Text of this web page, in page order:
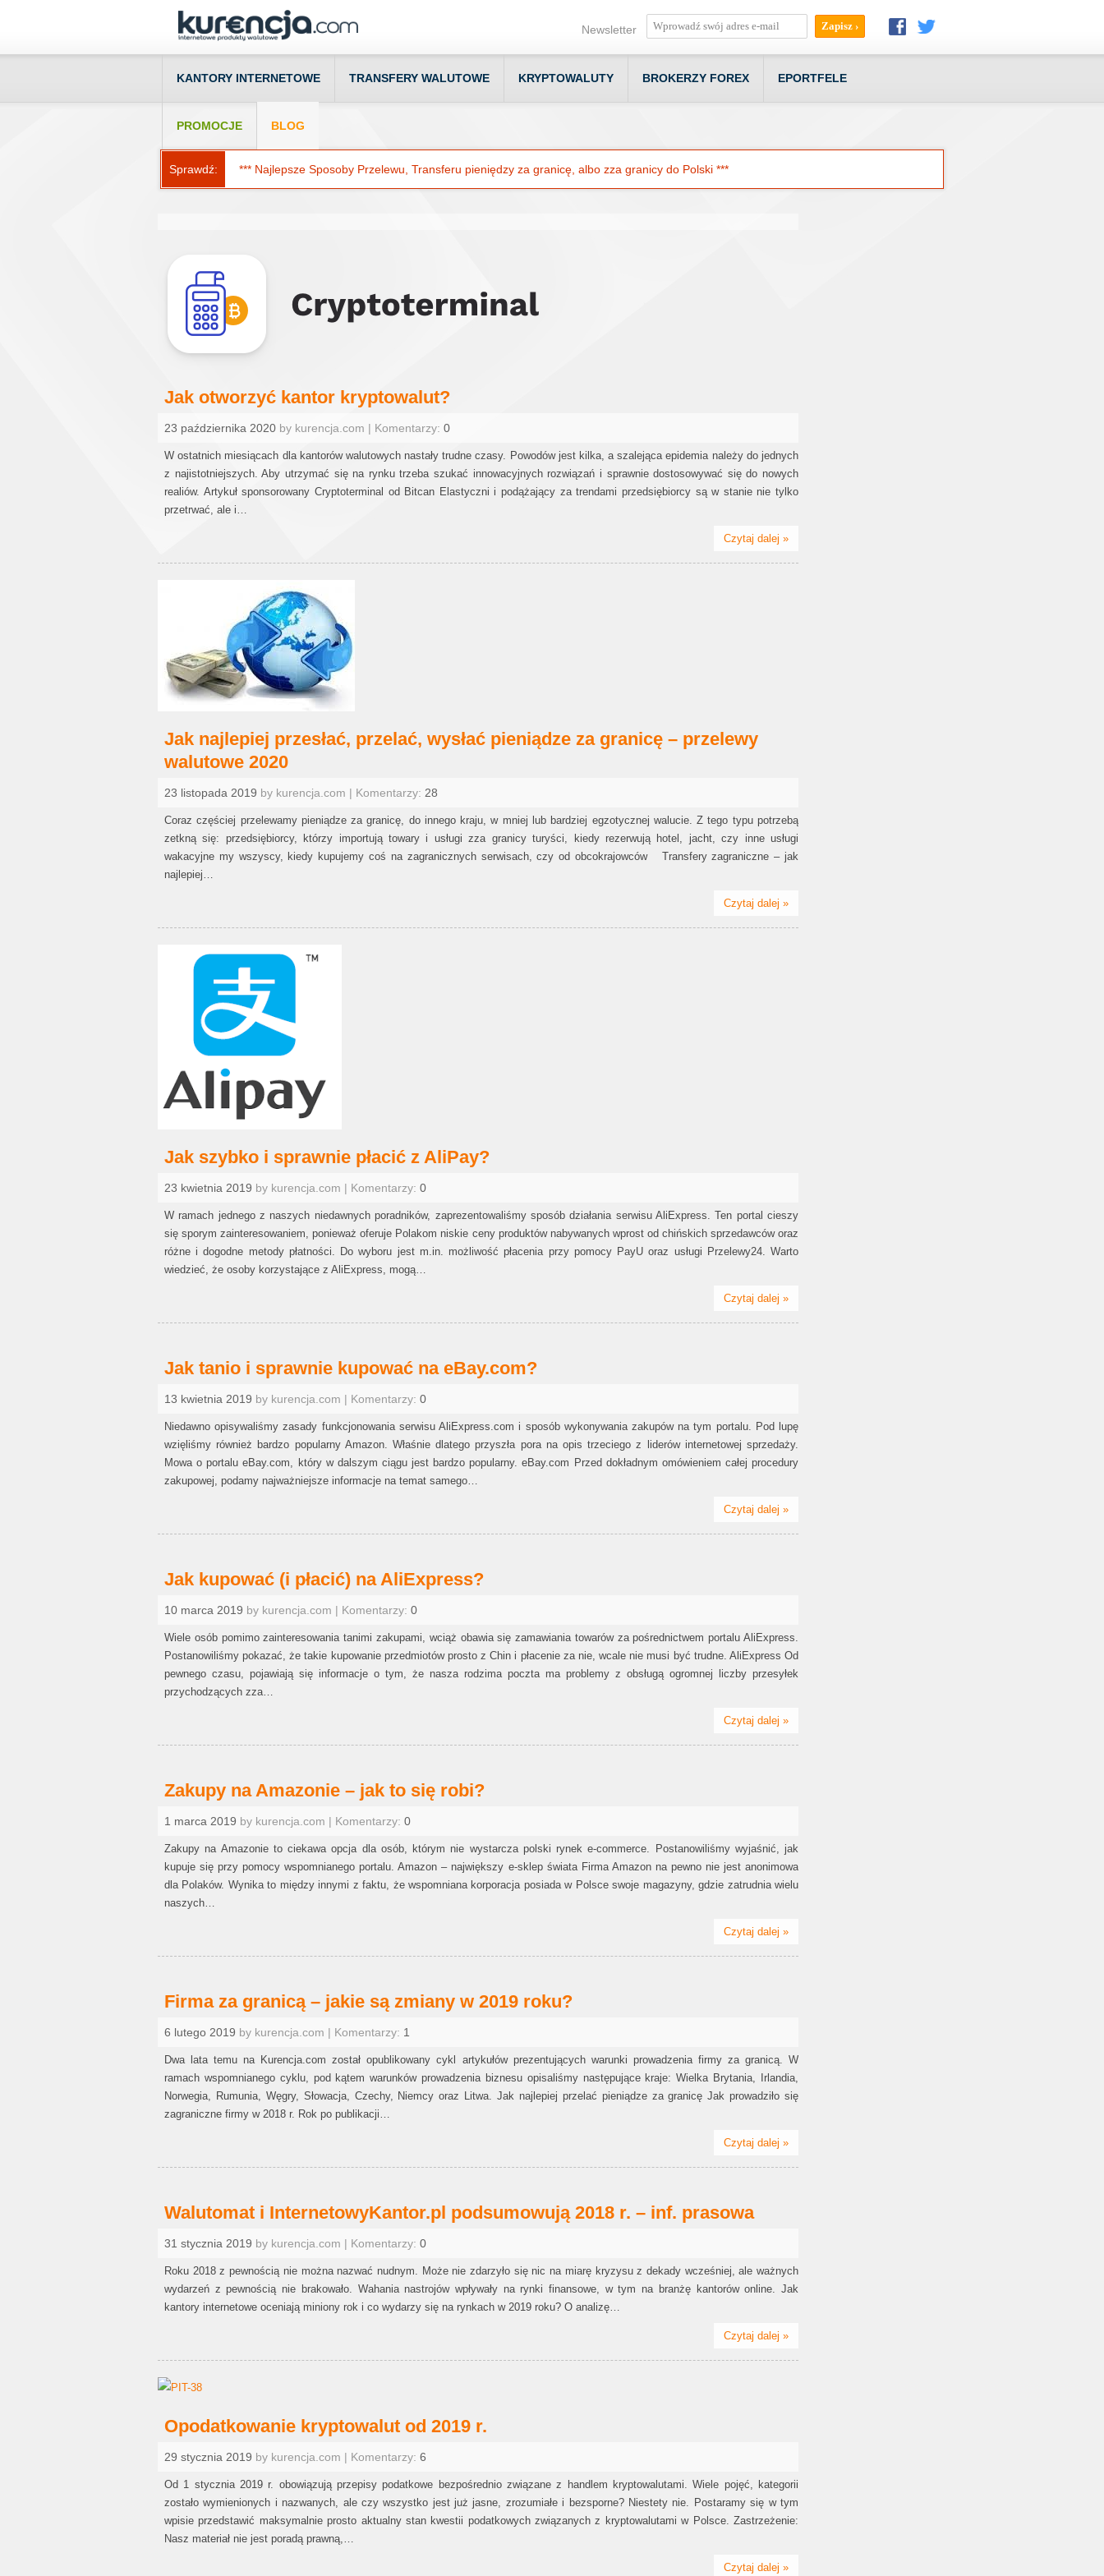
Newsletter
KANTORY INTERNETOWE TRANSFERY WALUTOWE KRYPTOWALUTY BROKERZY FOREX EPORTFELE
PROMOCJE BLOG
Sprawdź: *** Najlepsze Sposoby Przelewu, Transferu pieniędzy za granicę, albo zza granicy do Polski ***
Jak otworzyć kantor kryptowalut?
23 października 2020 by kurencja.com | Komentarzy: 0
W ostatnich miesiącach dla kantorów walutowych nastały trudne czasy. Powodów jest kilka, a szalejąca epidemia należy do jednych
z najistotniejszych. Aby utrzymać się na rynku trzeba szukać innowacyjnych rozwiązań i sprawnie dostosowywać się do nowych
realiów. Artykuł sponsorowany Cryptoterminal od Bitcan Elastyczni i podążający za trendami przedsiębiorcy są w stanie nie tylko
przetrwać, ale i…
Czytaj dalej »
Jak najlepiej przesłać, przelać, wysłać pieniądze za granicę – przelewy
walutowe 2020
23 listopada 2019 by kurencja.com | Komentarzy: 28
Coraz częściej przelewamy pieniądze za granicę, do innego kraju, w mniej lub bardziej egzotycznej walucie. Z tego typu potrzebą
zetkną się: przedsiębiorcy, którzy importują towary i usługi zza granicy turyści, kiedy rezerwują hotel, jacht, czy inne usługi
wakacyjne my wszyscy, kiedy kupujemy coś na zagranicznych serwisach, czy od obcokrajowców Transfery zagraniczne – jak
najlepiej…
Czytaj dalej »
Jak szybko i sprawnie płacić z AliPay?
23 kwietnia 2019 by kurencja.com | Komentarzy: 0
W ramach jednego z naszych niedawnych poradników, zaprezentowaliśmy sposób działania serwisu AliExpress. Ten portal cieszy
się sporym zainteresowaniem, ponieważ oferuje Polakom niskie ceny produktów nabywanych wprost od chińskich sprzedawców oraz
różne i dogodne metody płatności. Do wyboru jest m.in. możliwość płacenia przy pomocy PayU oraz usługi Przelewy24. Warto
wiedzieć, że osoby korzystające z AliExpress, mogą…
Czytaj dalej »
Jak tanio i sprawnie kupować na eBay.com?
13 kwietnia 2019 by kurencja.com | Komentarzy: 0
Niedawno opisywaliśmy zasady funkcjonowania serwisu AliExpress.com i sposób wykonywania zakupów na tym portalu. Pod lupę
wzięliśmy również bardzo popularny Amazon. Właśnie dlatego przyszła pora na opis trzeciego z liderów internetowej sprzedaży.
Mowa o portalu eBay.com, który w dalszym ciągu jest bardzo popularny. eBay.com Przed dokładnym omówieniem całej procedury
zakupowej, podamy najważniejsze informacje na temat samego…
Czytaj dalej »
Jak kupować (i płacić) na AliExpress?
10 marca 2019 by kurencja.com | Komentarzy: 0
Wiele osób pomimo zainteresowania tanimi zakupami, wciąż obawia się zamawiania towarów za pośrednictwem portalu AliExpress.
Postanowiliśmy pokazać, że takie kupowanie przedmiotów prosto z Chin i płacenie za nie, wcale nie musi być trudne. AliExpress Od
pewnego czasu, pojawiają się informacje o tym, że nasza rodzima poczta ma problemy z obsługą ogromnej liczby przesyłek
przychodzących zza…
Czytaj dalej »
Zakupy na Amazonie – jak to się robi?
1 marca 2019 by kurencja.com | Komentarzy: 0
Zakupy na Amazonie to ciekawa opcja dla osób, którym nie wystarcza polski rynek e-commerce. Postanowiliśmy wyjaśnić, jak
kupuje się przy pomocy wspomnianego portalu. Amazon – największy e-sklep świata Firma Amazon na pewno nie jest anonimowa
dla Polaków. Wynika to między innymi z faktu, że wspomniana korporacja posiada w Polsce swoje magazyny, gdzie zatrudnia wielu
naszych…
Czytaj dalej »
Firma za granicą – jakie są zmiany w 2019 roku?
6 lutego 2019 by kurencja.com | Komentarzy: 1
Dwa lata temu na Kurencja.com został opublikowany cykl artykułów prezentujących warunki prowadzenia firmy za granicą. W
ramach wspomnianego cyklu, pod kątem warunków prowadzenia biznesu opisaliśmy następujące kraje: Wielka Brytania, Irlandia,
Norwegia, Rumunia, Węgry, Słowacja, Czechy, Niemcy oraz Litwa. Jak najlepiej przelać pieniądze za granicę Jak prowadziło się
zagraniczne firmy w 2018 r. Rok po publikacji…
Czytaj dalej »
Walutomat i InternetowyKantor.pl podsumowują 2018 r. – inf. prasowa
31 stycznia 2019 by kurencja.com | Komentarzy: 0
Roku 2018 z pewnością nie można nazwać nudnym. Może nie zdarzyło się nic na miarę kryzysu z dekady wcześniej, ale ważnych
wydarzeń z pewnością nie brakowało. Wahania nastrojów wpływały na rynki finansowe, w tym na branżę kantorów online. Jak
kantory internetowe oceniają miniony rok i co wydarzy się na rynkach w 2019 roku? O analizę…
Czytaj dalej »
Opodatkowanie kryptowalut od 2019 r.
29 stycznia 2019 by kurencja.com | Komentarzy: 6
Od 1 stycznia 2019 r. obowiązują przepisy podatkowe bezpośrednio związane z handlem kryptowalutami. Wiele pojęć, kategorii
zostało wymienionych i nazwanych, ale czy wszystko jest już jasne, zrozumiałe i bezsporne? Niestety nie. Postaramy się w tym
wpisie przedstawić maksymalnie prosto aktualny stan kwestii podatkowych związanych z kryptowalutami w Polsce. Zastrzeżenie:
Nasz materiał nie jest poradą prawną,…
Czytaj dalej »